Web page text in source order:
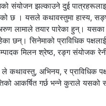
संयोजन झल्काउने दुई पात्रहरूलाइ
छ । यसले कथावस्तुमा हास्य,
लामाले तयार पारेका हुन्। यसका
छन्। सिनेमाको प्राविधिक
मिलन श्रेष्ठ, रङ्ग संयोजक
ले कथावस्तु, अभिनय, र प्राविधिक
आकर्षित गर्छ भन्ने कुराले यसको